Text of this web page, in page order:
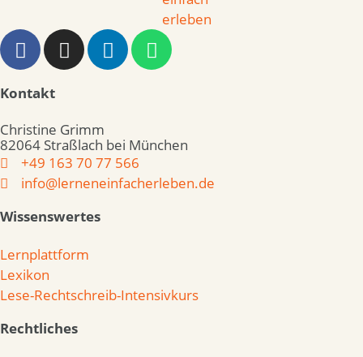
Kontakt
Christine Grimm
82064 Straßlach bei München
+49 163 70 77 566
info@lerneneinfacherleben.de
Wissenswertes
Lernplattform
Lexikon
Lese-Rechtschreib-Intensivkurs
Rechtliches